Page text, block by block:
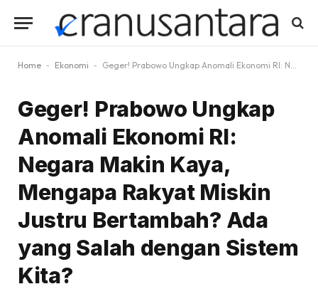
Home - Ekonomi - Geger! Prabowo Ungkap Anomali Ekonomi RI: Negara Makin Kaya, Mengapa Rakyat Miskin Justru Bertambah? Ada yang Salah dengan Sistem Kita?
Geger! Prabowo Ungkap
Anomali Ekonomi RI:
Negara Makin Kaya,
Mengapa Rakyat Miskin
Justru Bertambah? Ada
yang Salah dengan Sistem
Kita?